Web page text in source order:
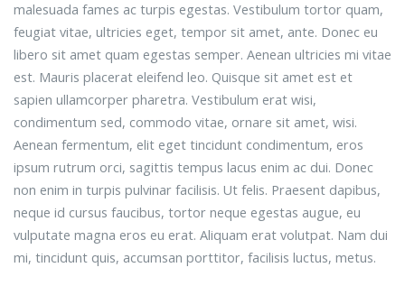
malesuada fames ac turpis egestas. Vestibulum tortor quam,
feugiat vitae, ultricies eget, tempor sit amet, ante. Donec eu
libero sit amet quam egestas semper. Aenean ultricies mi vitae
est. Mauris placerat eleifend leo. Quisque sit amet est et
sapien ullamcorper pharetra. Vestibulum erat wisi,
condimentum sed, commodo vitae, ornare sit amet, wisi.
Aenean fermentum, elit eget tincidunt condimentum, eros
ipsum rutrum orci, sagittis tempus lacus enim ac dui. Donec
non enim in turpis pulvinar facilisis. Ut felis. Praesent dapibus,
neque id cursus faucibus, tortor neque egestas augue, eu
vulputate magna eros eu erat. Aliquam erat volutpat. Nam dui
mi, tincidunt quis, accumsan porttitor, facilisis luctus, metus.